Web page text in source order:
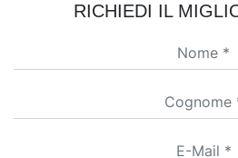
RICHIEDI IL